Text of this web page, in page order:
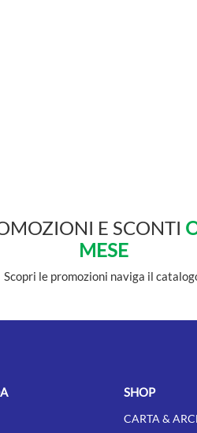
E SCONTI
MESE
Scopri le promozioni naviga il
SHOP
CARTA &